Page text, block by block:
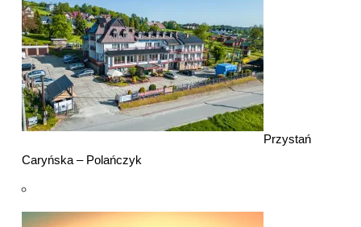
Przystań
Caryńska – Polańczyk